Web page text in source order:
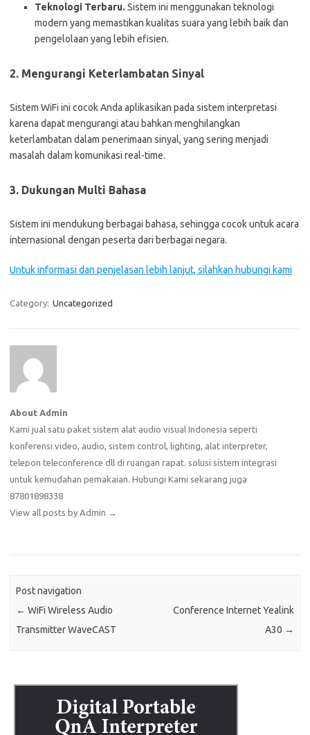
Teknologi Terbaru. Sistem ini menggunakan teknologi
modern yang memastikan kualitas suara yang lebih baik dan
pengelolaan yang lebih efisien.
2. Mengurangi Keterlambatan Sinyal
Sistem WiFi ini cocok Anda aplikasikan pada sistem interpretasi
karena dapat mengurangi atau bahkan menghilangkan
keterlambatan dalam penerimaan sinyal, yang sering menjadi
masalah dalam komunikasi real-time.
3. Dukungan Multi Bahasa
Sistem ini mendukung berbagai bahasa, sehingga cocok untuk acara
internasional dengan peserta dari berbagai negara.
Untuk informasi dan penjelasan lebih lanjut, silahkan hubungi kami
Category: Uncategorized
About Admin
Kami jual satu paket sistem alat audio visual Indonesia seperti
konferensi video, audio, sistem control, lighting, alat interpreter,
telepon teleconference dll di ruangan rapat. solusi sistem integrasi
untuk kemudahan pemakaian. Hubungi Kami sekarang juga
87801898338
View all posts by Admin →
Post navigation
← WiFi Wireless Audio
Transmitter WaveCAST
Conference Internet Yealink
A30 →